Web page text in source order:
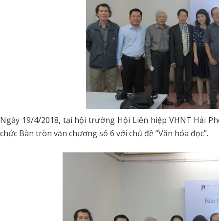
Ngày 19/4/2018, tại hội trường Hội Liên hiệp VHNT Hải
chức Bàn tròn văn chương số 6 với chủ đề “Văn hóa đọc”.